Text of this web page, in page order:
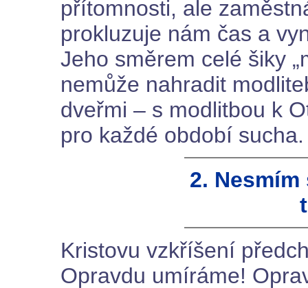
přítomnosti, ale
prokluzuje nám čas a
Jeho směrem celé šiky
nemůže nahradit
dveřmi – s modlitbou k
pro každé období sucha.
2.
Kristovu vzkříšení
Opravdu umíráme!